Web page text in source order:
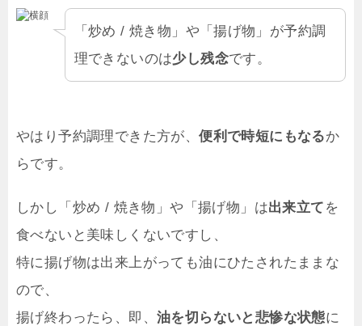
「炒め / 焼き物」や「揚げ物」が予約調
理できないのは少し残念です。
やはり予約調理できた方が、便利で時短にもなるか
らです。
しかし「炒め / 焼き物」や「揚げ物」は出来立て を
食べないと美味しくないですし、
特に揚げ物は出来上がっても油にひたされたままな
ので、
揚げ終わったら、即、 油を切らないと悲惨な状態に